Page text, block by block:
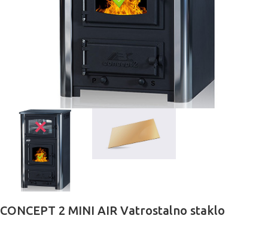
CONCEPT 2 MINI AIR Vatrostalno staklo